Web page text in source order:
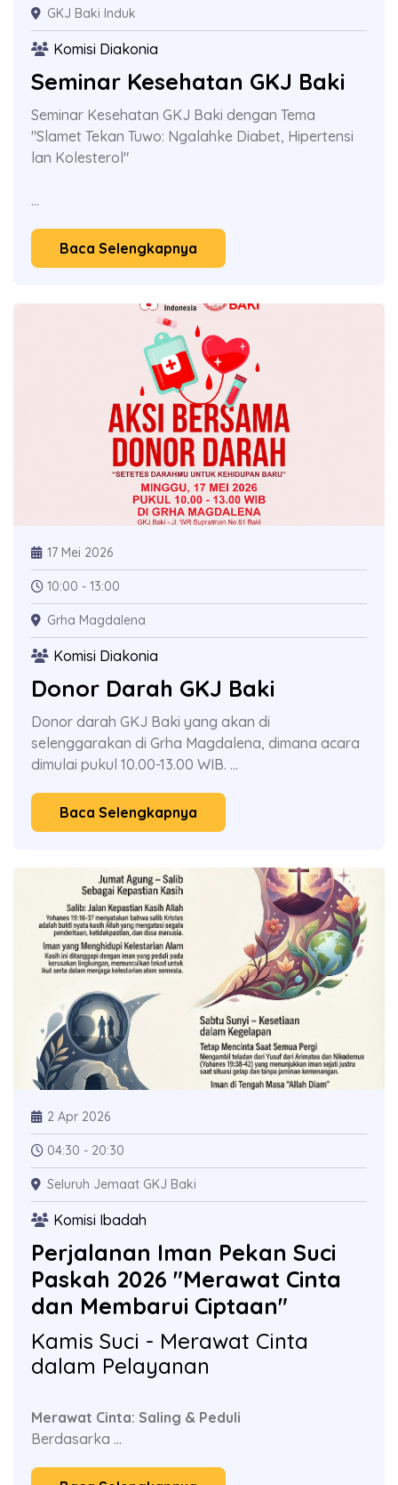
GKJ Baki Induk
Komisi Diakonia
Seminar Kesehatan GKJ Baki
Seminar Kesehatan GKJ Baki dengan Tema
"Slamet Tekan Tuwo: Ngalahke Diabet, Hipertensi
lan Kolesterol"
...
Baca Selengkapnya
17 Mei 2026
10:00 - 13:00
Grha Magdalena
Komisi Diakonia
Donor Darah GKJ Baki
Donor darah GKJ Baki yang akan di
selenggarakan di Grha Magdalena, dimana acara
dimulai pukul 10.00-13.00 WIB. ...
Baca Selengkapnya
2 Apr 2026
04:30 - 20:30
Seluruh Jemaat GKJ Baki
Komisi Ibadah
Perjalanan Iman Pekan Suci
Paskah 2026 "Merawat Cinta
dan Membarui Ciptaan"
Kamis Suci - Merawat Cinta
dalam Pelayanan
Merawat Cinta: Saling & Peduli
Berdasarka ...